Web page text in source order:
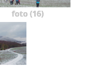
foto (16)